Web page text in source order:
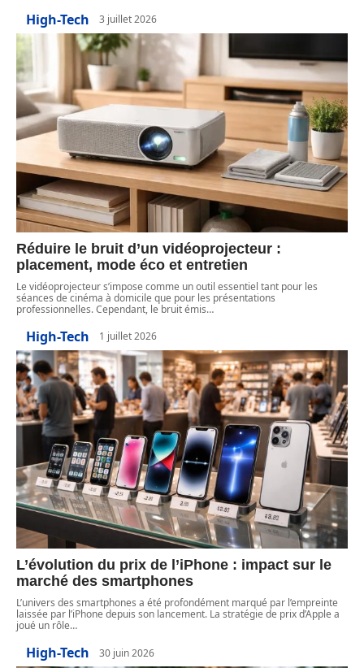
High-Tech 3 juillet 2026
Réduire le bruit d’un vidéoprojecteur :
placement, mode éco et entretien
Le vidéoprojecteur s’impose comme un outil essentiel tant pour les
séances de cinéma à domicile que pour les présentations
professionnelles. Cependant, le bruit émis…
High-Tech 1 juillet 2026
L’évolution du prix de l’iPhone : impact sur le
marché des smartphones
L’univers des smartphones a été profondément marqué par l’empreinte
laissée par l’iPhone depuis son lancement. La stratégie de prix d’Apple a
joué un rôle…
High-Tech 30 juin 2026